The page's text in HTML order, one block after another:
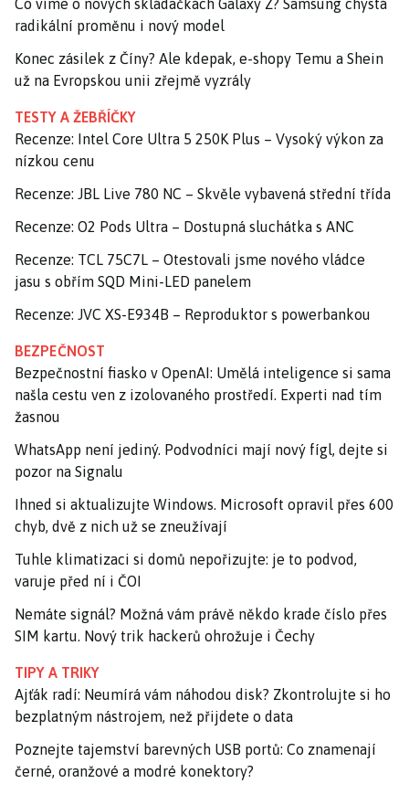
Co víme o nových skládačkách Galaxy Z? Samsung chystá
radikální proměnu i nový model
Konec zásilek z Číny? Ale kdepak, e-shopy Temu a Shein
už na Evropskou unii zřejmě vyzrály
TESTY A ŽEBŘÍČKY
Recenze: Intel Core Ultra 5 250K Plus – Vysoký výkon za
nízkou cenu
Recenze: JBL Live 780 NC – Skvěle vybavená střední třída
Recenze: O2 Pods Ultra – Dostupná sluchátka s ANC
Recenze: TCL 75C7L – Otestovali jsme nového vládce
jasu s obřím SQD Mini-LED panelem
Recenze: JVC XS-E934B – Reproduktor s powerbankou
BEZPEČNOST
Bezpečnostní fiasko v OpenAI: Umělá inteligence si sama
našla cestu ven z izolovaného prostředí. Experti nad tím
žasnou
WhatsApp není jediný. Podvodníci mají nový fígl, dejte si
pozor na Signalu
Ihned si aktualizujte Windows. Microsoft opravil přes 600
chyb, dvě z nich už se zneužívají
Tuhle klimatizaci si domů nepořizujte: je to podvod,
varuje před ní i ČOI
Nemáte signál? Možná vám právě někdo krade číslo přes
SIM kartu. Nový trik hackerů ohrožuje i Čechy
TIPY A TRIKY
Ajťák radí: Neumírá vám náhodou disk? Zkontrolujte si ho
bezplatným nástrojem, než přijdete o data
Poznejte tajemství barevných USB portů: Co znamenají
černé, oranžové a modré konektory?